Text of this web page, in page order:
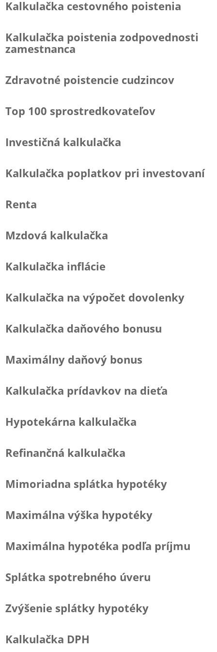
Kalkulačka cestovného poistenia
Kalkulačka poistenia zodpovednosti
zamestnanca
Zdravotné poistencie cudzincov
Top 100 sprostredkovateľov
Investičná kalkulačka
Kalkulačka poplatkov pri investovaní
Renta
Mzdová kalkulačka
Kalkulačka inflácie
Kalkulačka na výpočet dovolenky
Kalkulačka daňového bonusu
Maximálny daňový bonus
Kalkulačka prídavkov na dieťa
Hypotekárna kalkulačka
Refinančná kalkulačka
Mimoriadna splátka hypotéky
Maximálna výška hypotéky
Maximálna hypotéka podľa príjmu
Splátka spotrebného úveru
Zvýšenie splátky hypotéky
Kalkulačka DPH